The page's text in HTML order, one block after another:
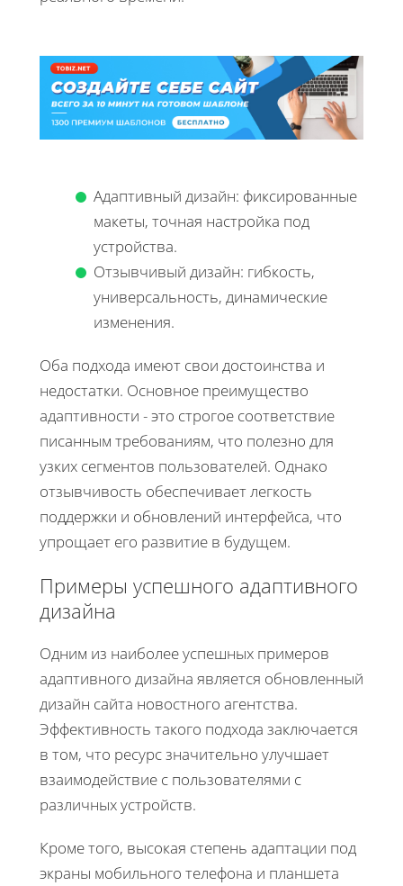
Адаптивный дизайн: фиксированные
макеты, точная настройка под
устройства.
Отзывчивый дизайн: гибкость,
универсальность, динамические
изменения.
Оба подхода имеют свои достоинства и
недостатки. Основное преимущество
адаптивности - это строгое соответствие
писанным требованиям, что полезно для
узких сегментов пользователей. Однако
отзывчивость обеспечивает легкость
поддержки и обновлений интерфейса, что
упрощает его развитие в будущем.
Примеры успешного адаптивного
дизайна
Одним из наиболее успешных примеров
адаптивного дизайна является обновленный
дизайн сайта новостного агентства.
Эффективность такого подхода заключается
в том, что ресурс значительно улучшает
взаимодействие с пользователями с
различных устройств.
Кроме того, высокая степень адаптации под
экраны мобильного телефона и планшета